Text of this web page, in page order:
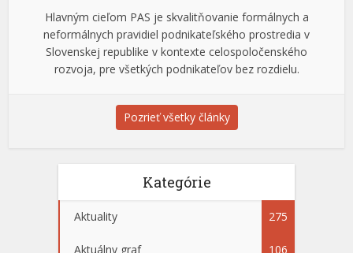
Hlavným cieľom PAS je skvalitňovanie formálnych a
neformálnych pravidiel podnikateľského prostredia v
Slovenskej republike v kontexte celospoločenského
rozvoja, pre všetkých podnikateľov bez rozdielu.
Pozrieť všetky články
Kategórie
Aktuality 275
Aktuálny graf 106